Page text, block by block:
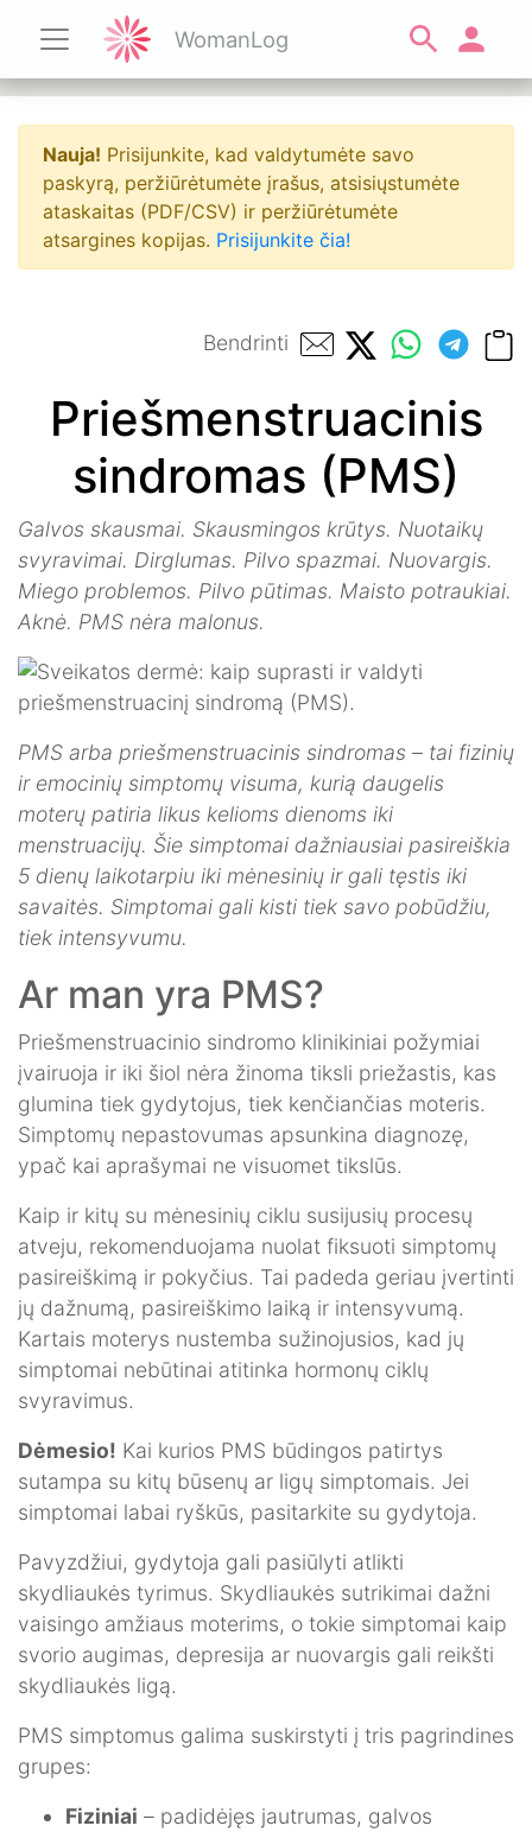
WomanLog
Nauja! Prisijunkite, kad valdytumėte savo
paskyrą, peržiūrėtumėte įrašus, atsisiųstumėte
ataskaitas (PDF/CSV) ir peržiūrėtumėte
atsargines kopijas. Prisijunkite čia!
Bendrinti
Priešmenstruacinis
sindromas (PMS)
Galvos skausmai. Skausmingos krūtys. Nuotaikų
svyravimai. Dirglumas. Pilvo spazmai. Nuovargis.
Miego problemos. Pilvo pūtimas. Maisto potraukiai.
Aknė. PMS nėra malonus.
PMS arba priešmenstruacinis sindromas – tai fizinių
ir emocinių simptomų visuma, kurią daugelis
moterų patiria likus kelioms dienoms iki
menstruacijų. Šie simptomai dažniausiai pasireiškia
5 dienų laikotarpiu iki mėnesinių ir gali tęstis iki
savaitės. Simptomai gali kisti tiek savo pobūdžiu,
tiek intensyvumu.
Ar man yra PMS?
Priešmenstruacinio sindromo klinikiniai požymiai
įvairuoja ir iki šiol nėra žinoma tiksli priežastis, kas
glumina tiek gydytojus, tiek kenčiančias moteris.
Simptomų nepastovumas apsunkina diagnozę,
ypač kai aprašymai ne visuomet tikslūs.
Kaip ir kitų su mėnesinių ciklu susijusių procesų
atveju, rekomenduojama nuolat fiksuoti simptomų
pasireiškimą ir pokyčius. Tai padeda geriau įvertinti
jų dažnumą, pasireiškimo laiką ir intensyvumą.
Kartais moterys nustemba sužinojusios, kad jų
simptomai nebūtinai atitinka hormonų ciklų
svyravimus.
Dėmesio! Kai kurios PMS būdingos patirtys
sutampa su kitų būsenų ar ligų simptomais. Jei
simptomai labai ryškūs, pasitarkite su gydytoja.
Pavyzdžiui, gydytoja gali pasiūlyti atlikti
skydliaukės tyrimus. Skydliaukės sutrikimai dažni
vaisingo amžiaus moterims, o tokie simptomai kaip
svorio augimas, depresija ar nuovargis gali reikšti
skydliaukės ligą.
PMS simptomus galima suskirstyti į tris pagrindines
grupes:
Fiziniai – padidėjęs jautrumas, galvos